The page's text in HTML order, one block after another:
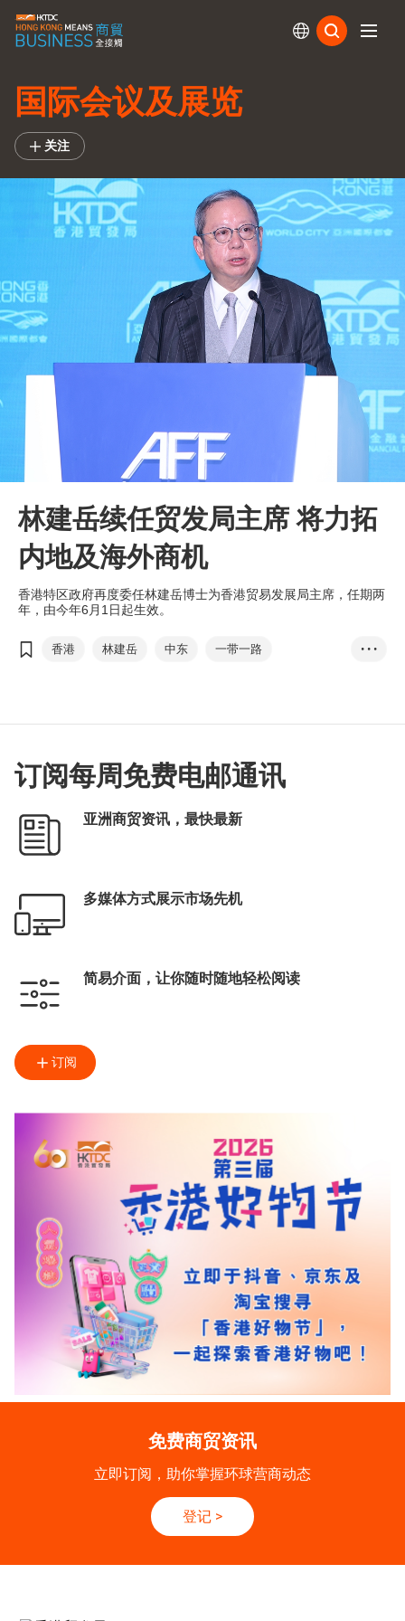
国际会议及展览
关注
林建岳续任贸发局主席 将力拓
内地及海外商机
香港特区政府再度委任林建岳博士为香港贸易发展局主席，任期两
年，由今年6月1日起生效。
香港 林建岳 中东
一带一路
• • •
订阅每周免费电邮通讯
亚洲商贸资讯，最快最新
多媒体方式展示市场先机
简易介面，让你随时随地轻松阅读
订阅
免费商贸资讯
立即订阅，助你掌握环球营商动态
登记 >